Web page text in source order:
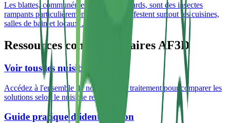
Les blattes, communément appelées cafards, sont des insectes
rampants particulièrement tenaces qui infestent surtout les cuisines,
salles de bain et locaux …
Ressources complémentaires AF3D
Voir tous les nuisibles traités
Accédez à l'ensemble de nos fiches de traitement pour comparer les
solutions selon le nuisible rencontré.
Guide pratique d'identification